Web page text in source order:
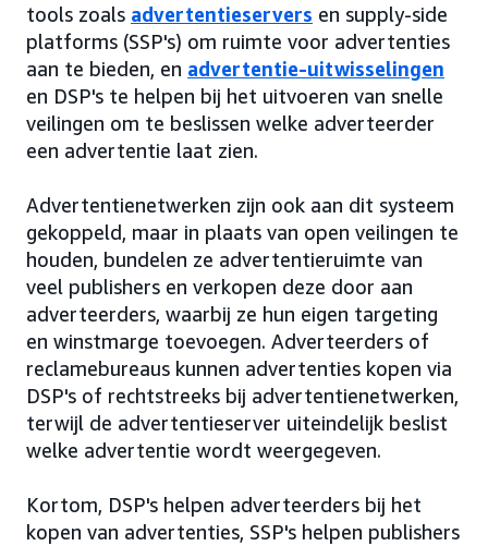
tools zoals advertentieservers en supply-side
platforms (SSP's) om ruimte voor advertenties
aan te bieden, en advertentie-uitwisselingen
en DSP's te helpen bij het uitvoeren van snelle
veilingen om te beslissen welke adverteerder
een advertentie laat zien.
Advertentienetwerken zijn ook aan dit systeem
gekoppeld, maar in plaats van open veilingen te
houden, bundelen ze advertentieruimte van
veel publishers en verkopen deze door aan
adverteerders, waarbij ze hun eigen targeting
en winstmarge toevoegen. Adverteerders of
reclamebureaus kunnen advertenties kopen via
DSP's of rechtstreeks bij advertentienetwerken,
terwijl de advertentieserver uiteindelijk beslist
welke advertentie wordt weergegeven.
Kortom, DSP's helpen adverteerders bij het
kopen van advertenties, SSP's helpen publishers